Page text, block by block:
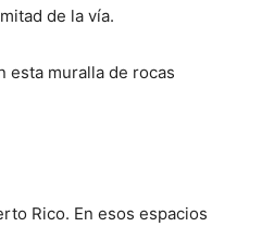
de la vía.
esta muralla de rocas
Rico. En esos espacios